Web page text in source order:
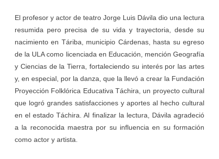
El profesor y actor de teatro Jorge Luis Dávila dio una lectura
resumida pero precisa de su vida y trayectoria, desde su
nacimiento en Táriba, municipio Cárdenas, hasta su egreso
de la ULA como licenciada en Educación, mención Geografía
y Ciencias de la Tierra, fortaleciendo su interés por las artes
y, en especial, por la danza, que la llevó a crear la Fundación
Proyección Folklórica Educativa Táchira, un proyecto cultural
que logró grandes satisfacciones y aportes al hecho cultural
en el estado Táchira. Al finalizar la lectura, Dávila agradeció
a la reconocida maestra por su influencia en su formación
como actor y artista.